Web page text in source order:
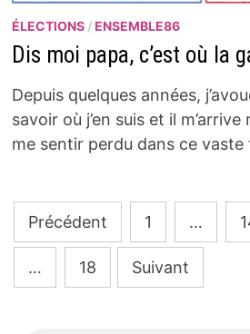
ÉLECTIONS/ ENSEMBLE86
Dis moi papa, c’est où la
Depuis quelques années,
savoir où j’en suis et il
me sentir perdu dans ce
Pagination
des
publications
Précédent 1 …
… 18 Suivant